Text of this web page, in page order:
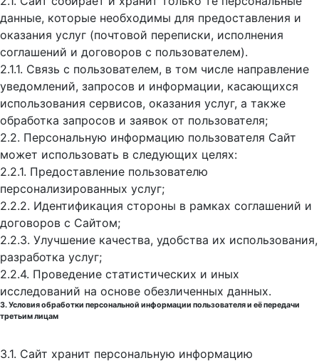
данные, которые необходимы для предоставления и
оказания услуг (почтовой переписки, исполнения
соглашений и договоров с пользователем).
2.1.1. Связь с пользователем, в том числе направление
уведомлений, запросов и информации, касающихся
использования сервисов, оказания услуг, а также
обработка запросов и заявок от пользователя;
2.2. Персональную информацию пользователя Сайт
может использовать в следующих целях:
2.2.1. Предоставление пользователю
персонализированных услуг;
2.2.2. Идентификация стороны в рамках соглашений и
договоров с Сайтом;
2.2.3. Улучшение качества, удобства их использования,
разработка услуг;
2.2.4. Проведение статистических и иных
исследований на основе обезличенных данных.
3. Условия обработки персональной информации пользователя и её передачи
третьим лицам
3.1. Сайт хранит персональную информацию